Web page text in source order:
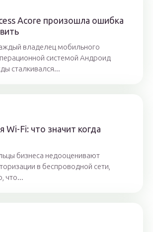
Acore произошла ошибка
владелец мобильного
системой Андроид
сталкивался...
Wi-Fi: что значит когда
бизнеса недооценивают
в беспроводной сети,
что...